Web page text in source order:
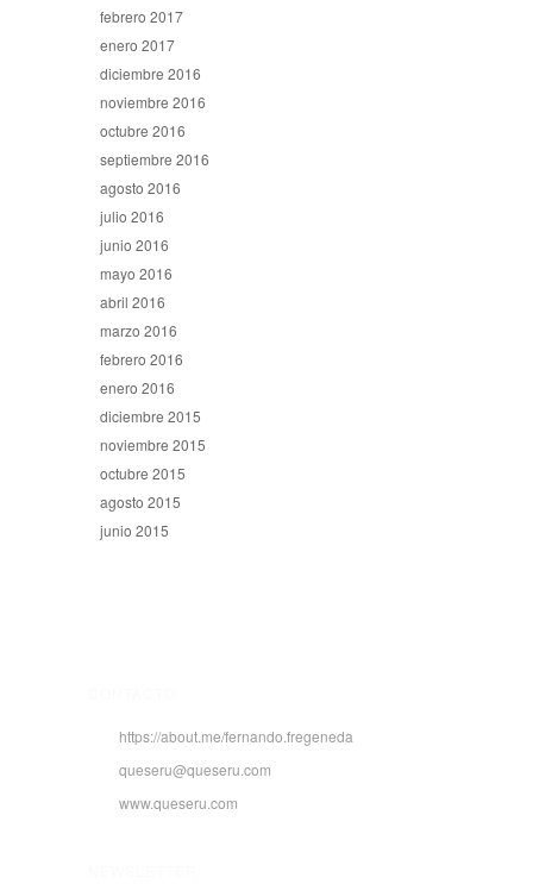
febrero 2017
enero 2017
diciembre 2016
noviembre 2016
octubre 2016
septiembre 2016
agosto 2016
julio 2016
junio 2016
mayo 2016
abril 2016
marzo 2016
febrero 2016
enero 2016
diciembre 2015
noviembre 2015
octubre 2015
agosto 2015
junio 2015
https://about.me/fernando.fregeneda
queseru@queseru.com
www.queseru.com